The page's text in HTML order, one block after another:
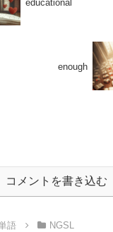
educational
enough
コメントを書き込む
語 NGSL